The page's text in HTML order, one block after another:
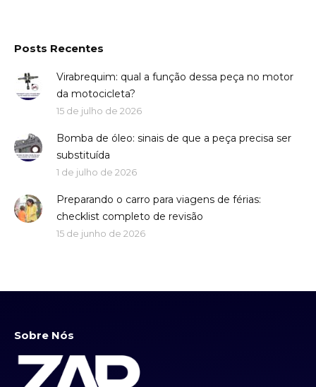
Posts Recentes
Virabrequim: qual a função dessa peça no motor
da motocicleta?
15 de julho de 2026
Bomba de óleo: sinais de que a peça precisa ser
substituída
1 de julho de 2026
Preparando o carro para viagens de férias:
checklist completo de revisão
15 de junho de 2026
Sobre Nós